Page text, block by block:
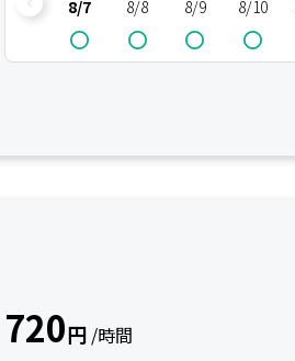
8/7
8/8
8/9
8/10
720円 /時間